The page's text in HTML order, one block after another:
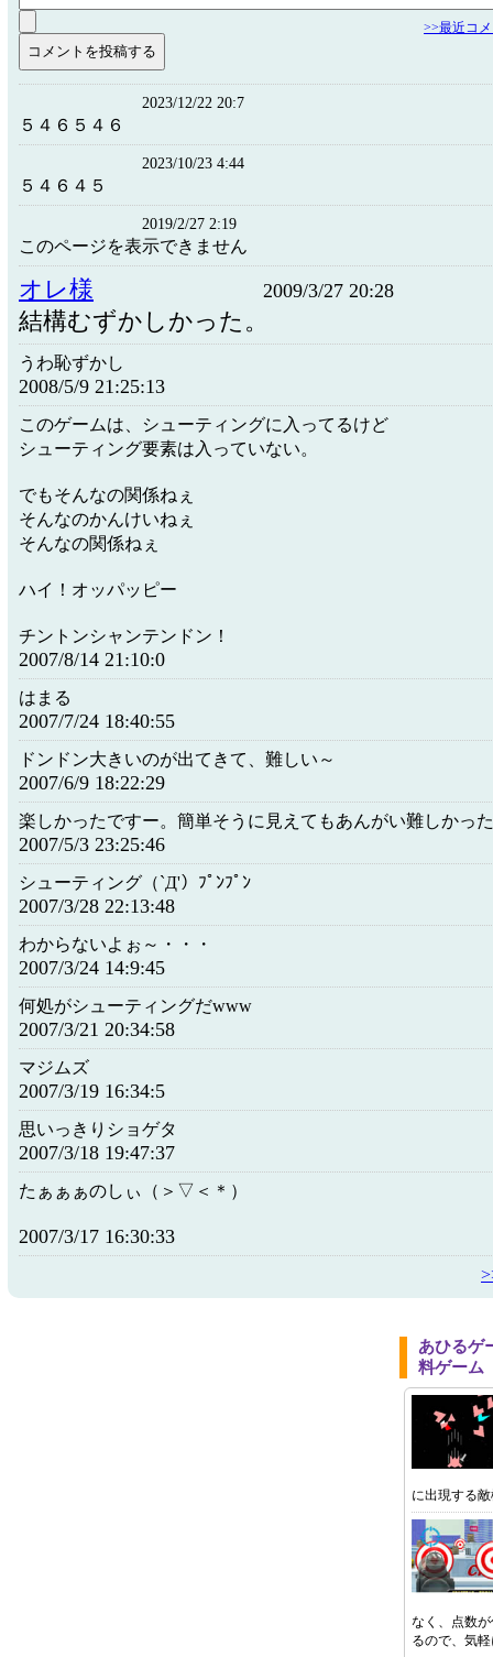
>>最近コ
2023/12/22 20:7
５４６５４６
2023/10/23 4:44
５４６４５
2019/2/27 2:19
このページを表示できません
オレ様 2009/3/27 20:28
結構むずかしかった。
うわ恥ずかし
2008/5/9 21:25:13
このゲームは、シューティングに入ってるけど
シューティング要素は入っていない。
でもそんなの関係ねぇ
そんなのかんけいねぇ
そんなの関係ねぇ
ハイ！オッパッピー
チントンシャンテンドン！
2007/8/14 21:10:0
はまる
2007/7/24 18:40:55
ドンドン大きいのが出てきて、難しい～
2007/6/9 18:22:29
楽しかったですー。簡単そうに見えてもあんがい難しかっ
2007/5/3 23:25:46
シューティング（`Д'）ﾌﾟﾝﾌﾟﾝ
2007/3/28 22:13:48
わからないよぉ～・・・
2007/3/24 14:9:45
何処がシューティングだwww
2007/3/21 20:34:58
マジムズ
2007/3/19 16:34:5
思いっきりショゲタ
2007/3/18 19:47:37
たぁぁぁのしぃ（＞▽＜＊）
2007/3/17 16:30:33
あひるゲ
料ゲーム
に出現する
なく、点数
るので、気